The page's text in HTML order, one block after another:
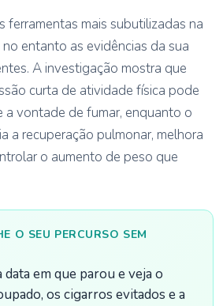
ferramentas mais subutilizadas na
entanto as evidências da sua
A investigação mostra que
curta de atividade física pode
a vontade de fumar, enquanto o
a recuperação pulmonar, melhora
o aumento de peso que
O SEU PERCURSO SEM
data em que parou e veja o
os cigarros evitados e a